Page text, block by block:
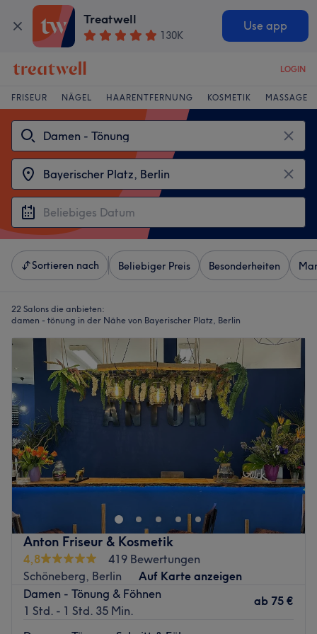
Treatwell
130K
Use app
LOGIN
FRISEUR NÄGEL HAARENTFERNUNG KOSMETIK MASSAGE
Sortieren nach Beliebiger Preis Besonderheiten
22 Salons die anbieten:
damen - tönung in der Nähe von Bayerischer Platz, Berlin
Anton Friseur & Kosmetik
4,8
419 Bewertungen
Schöneberg, Berlin
Auf Karte anzeigen
Damen - Tönung & Föhnen
1 Std. - 1 Std. 35 Min.
ab 75 €